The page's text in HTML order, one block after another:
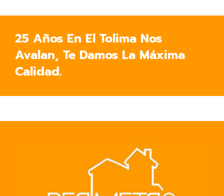
25 Años En El Tolima Nos
Avalan, Te Damos La Máxima
Calidad.